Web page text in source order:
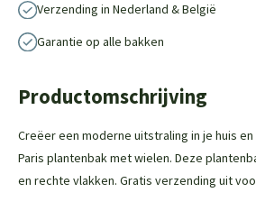
Verzending in Nederland & België
Garantie op alle bakken
Productomschrijving
Creëer een moderne uitstraling in je huis
Paris plantenbak met wielen. Deze
en rechte vlakken. Gratis verzending uit